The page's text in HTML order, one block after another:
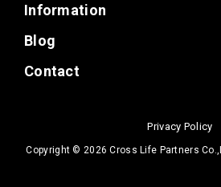
Information
Blog
Contact
Privacy Policy
Copyright © 2026 Cross Life Partners